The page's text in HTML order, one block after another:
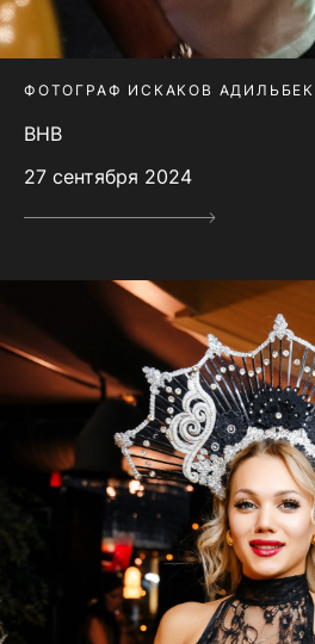
ФОТОГРАФ ИСКАКОВ АДИЛЬБЕК
BHB
27 сентября 2024